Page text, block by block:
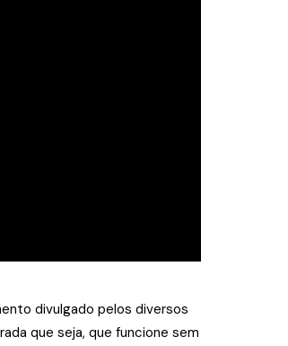
divulgado pelos diversos
que seja, que funcione sem